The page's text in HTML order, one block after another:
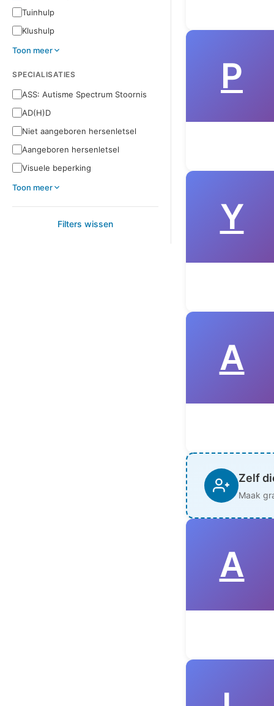
Tuinhulp
Klushulp
Toon meer
SPECIALISATIES
ASS: Autisme Spectrum Stoornis
AD(H)D
Niet aangeboren hersenletsel
Aangeboren hersenletsel
Visuele beperking
Toon meer
Filters wissen
P
Y
A
Zelf
Maak
A